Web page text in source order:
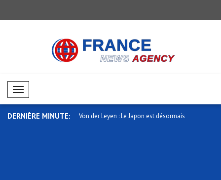
Mobil Menü
DERNIÈRE MINUTE:
entretenu par téléphone Von der Leyen : Le Japon est désormais